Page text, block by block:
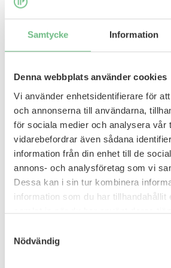
Samtycke Information
Denna webbplats använder cookies
Vi använder enhetsidentifierare för
och annonserna till användarna,
för sociala medier och analysera vår
vidarebefordrar även sådana
information från din enhet till de
annons- och analysföretag som vi
Dessa kan i sin tur kombinera
information som du har tillhandahållit
samlat in när du har använt deras
Nödvändig
– Vi har kämpat för att
Möjligheten till återhämtning